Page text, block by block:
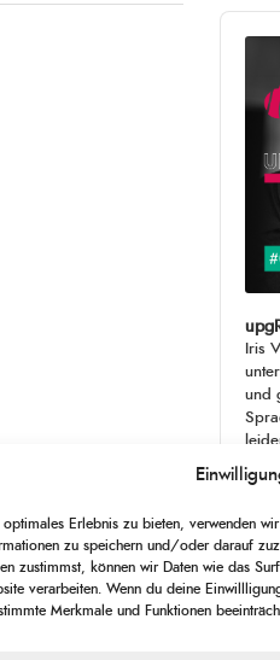
Erlebnis zu bieten, verwenden
zu speichern und/oder darauf
zustimmst, können wir Daten wie das
verarbeiten. Wenn du deine
Merkmale und Funktionen
Audio
Iris
und
sie
1X